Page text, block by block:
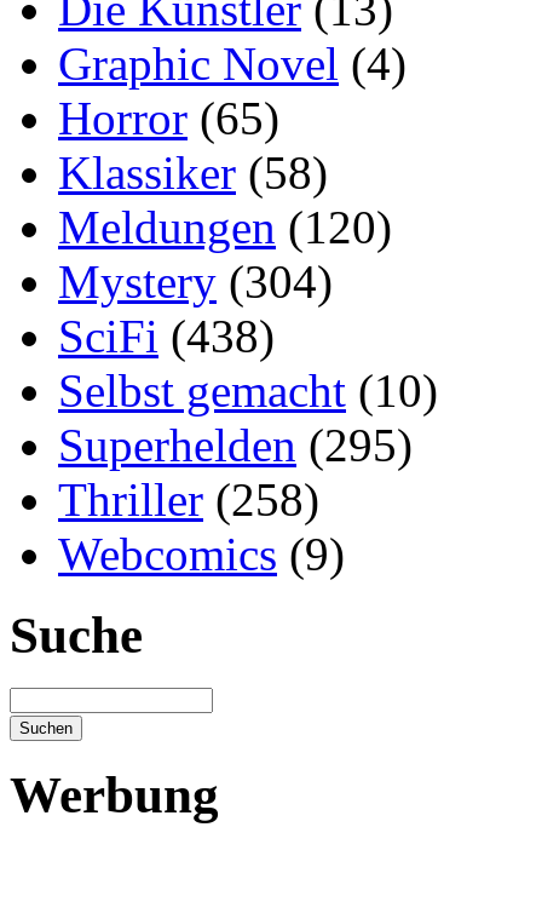
Graphic Novel (4)
Horror (65)
Klassiker (58)
Meldungen (120)
Mystery (304)
SciFi (438)
Selbst gemacht (10)
Superhelden (295)
Thriller (258)
Webcomics (9)
Suche
Werbung